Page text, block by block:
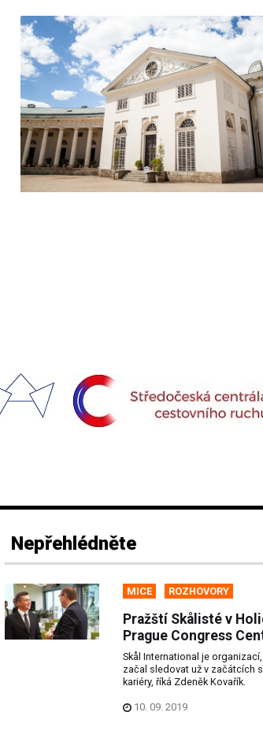
Nepřehlédněte
MICE ROZHOVORY
Pražští Skålisté v
Prague Congress
Skål International je
začal sledovat už v začátcích
kariéry, říká Zdeněk Kovařík.
10. 09. 2019